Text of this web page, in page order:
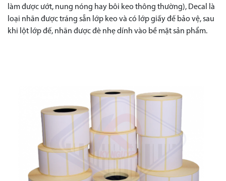
làm được ướt, nung nóng hay bôi keo thông thường), Decal là
loại nhãn được tráng sẵn lớp keo và có lớp giấy đế bảo vệ, sau
khi lột lớp đế, nhãn được đè nhẹ dính vào bề mặt sản phẩm.